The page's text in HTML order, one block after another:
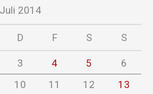
Juli 2014
D F S S
3 4 5
6
10 11 12
13